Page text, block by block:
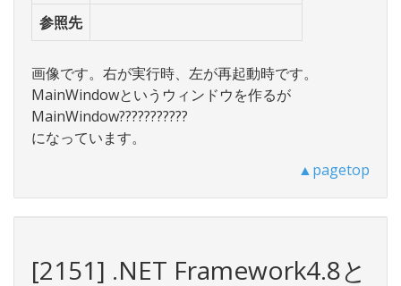
参照先
画像です。右が実行時、左が再起動時です。
MainWindowというウィンドウを作るが
MainWindow???????????
になっています。
▲pagetop
[2151] .NET Framework4.8と